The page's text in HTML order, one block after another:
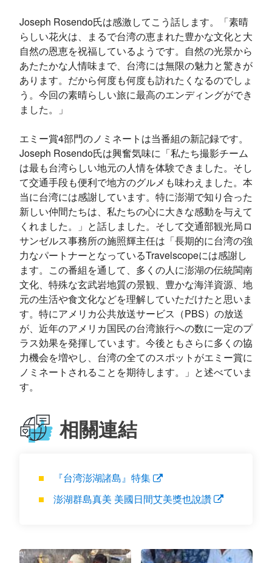
Joseph Rosendo氏は感激してこう話します。「素晴
らしい花火は、まるで台湾の恵まれた豊かな文化と大
自然の恩恵を祝福しているようです。自然の光景から
あたたかな人情味まで、台湾には無限の魅力と驚きが
あります。だから何度も何度も訪れたくなるのでしょ
う。今回の素晴らしい旅に最高のエンディングができ
ました。」
エミー賞4部門のノミネートは当番組の新記録です。
Joseph Rosendo氏は興奮気味に「私たち撮影チーム
は最も台湾らしい地元の人情を体験できました。そし
て交通手段も便利で地方のグルメも味わえました。本
当に台湾には感謝しています。特に澎湖で知り合った
新しい仲間たちは、私たちの心に大きな感動を与えて
くれました。」と話しました。そして交通部観光局ロ
サンゼルス事務所の施照輝主任は「長期的に台湾の強
力なパートナーとなっているTravelscopeには感謝し
ます。この番組を通して、多くの人に澎湖の伝統閩南
文化、特殊な玄武岩地質の景観、豊かな海洋資源、地
元の生活や食文化などを理解していただけたと思いま
す。特にアメリカ公共放送サービス（PBS）の放送
が、近年のアメリカ国民の台湾旅行への数に一定のプ
ラス効果を発揮しています。今後ともさらに多くの協
力機会を増やし、台湾の全てのスポットがエミー賞に
ノミネートされることを期待します。」と述べていま
す。
相關連結
『台湾澎湖諸島』特集
澎湖群島真美 美國日間艾美獎也說讚